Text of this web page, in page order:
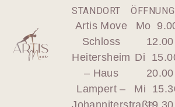
STANDORT
Artis Move
Schloss
Heitersheim
– Haus
Lampert –
Mo
12.00
Di
20.00
Mi